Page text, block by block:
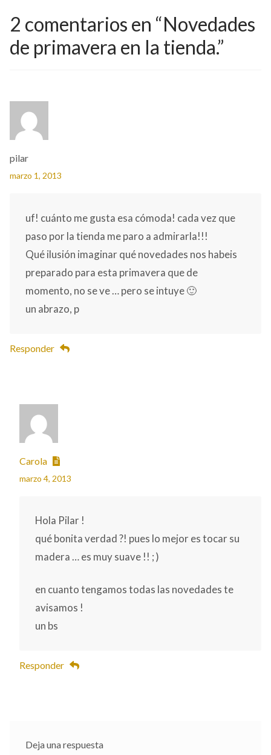
2 comentarios en “Novedades
de primavera en la tienda.”
pilar
marzo 1, 2013
uf! cuánto me gusta esa cómoda! cada vez que
paso por la tienda me paro a admirarla!!!
Qué ilusión imaginar qué novedades nos habeis
preparado para esta primavera que de
momento, no se ve … pero se intuye 🙂
un abrazo, p
Responder
Carola
marzo 4, 2013
Hola Pilar !
qué bonita verdad ?! pues lo mejor es tocar su
madera … es muy suave !! ; )
en cuanto tengamos todas las novedades te
avisamos !
un bs
Responder
Deja una respuesta